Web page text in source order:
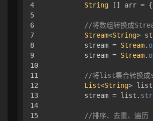
4
5
6
7
8
9
10
11
12
13
14
15
String [] arr = {
//将数组转换成
Stream<String>
        stream =
Stream.
        stream =
Stream.
//将list集合转换成
List<String> list
        stream = list.
//排序、去重、遍历